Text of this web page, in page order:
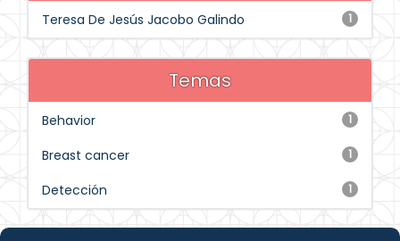
1
Teresa De Jesús Jacobo Galindo
Temas
1
Behavior
1
Breast cancer
1
Detección